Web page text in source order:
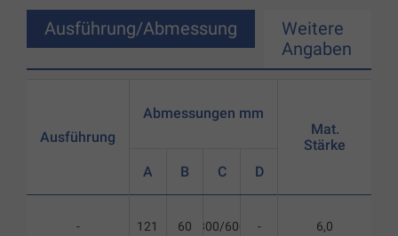
Ausführung/Abmessung
Weitere
Angaben
Ausführung
-
Abmessungen mm
A B C D
121 60 300/600 -
Mat.
Stärke
6,0